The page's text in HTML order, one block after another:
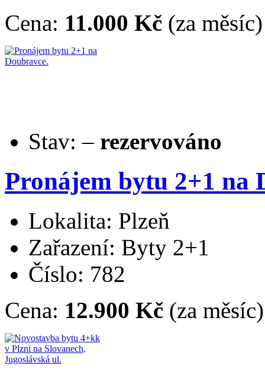
Cena: 11.000 Kč (za měsíc)
Stav: – rezervováno
Pronájem bytu 2+1 na
Lokalita: Plzeň
Zařazení: Byty 2+1
Číslo: 782
Cena: 12.900 Kč (za měsíc)